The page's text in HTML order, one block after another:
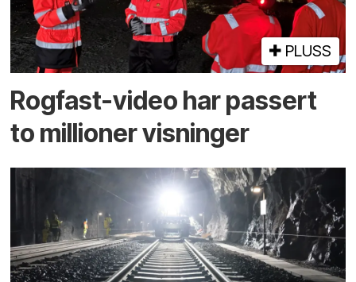
PLUSS
Rogfast-video har passert
to millioner visninger